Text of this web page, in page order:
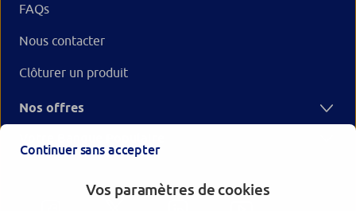
FAQs
Nous contacter
Clôturer un produit
Nos offres
Continuer sans accepter
Vos paramètres de cookies